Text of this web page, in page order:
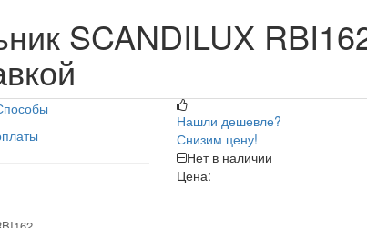
SCANDILUX
Нашли дешевле?
Снизим цену!
Нет в наличии
Цена: